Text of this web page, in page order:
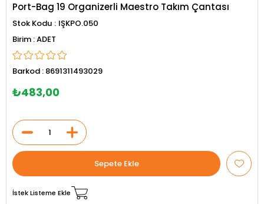
Port-Bag 19 Organizerli Maestro Takım Çantası
Stok Kodu
IŞKPO.050
ADET
Barkod : 8691311493029
₺483,00
İstek Listeme Ekle